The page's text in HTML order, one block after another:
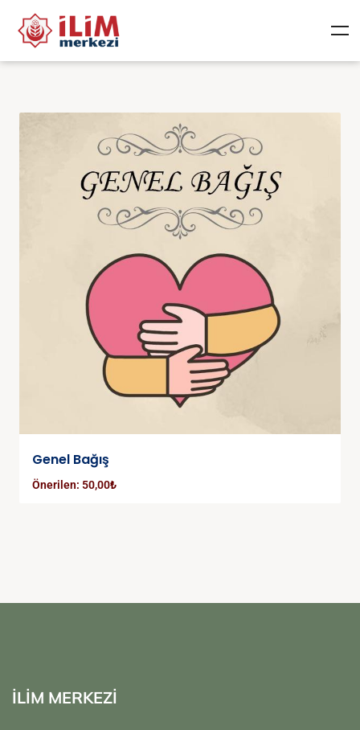
Genel Bağış
Önerilen: 50,00₺
İLİM MERKEZİ